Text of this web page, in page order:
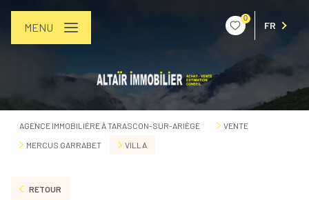
0
FR
MENU
AGENCE IMMOBILIÈRE À TARASCON-SUR-ARIÈGE
VENTE
MERCUS GARRABET
VILLA
RETOUR